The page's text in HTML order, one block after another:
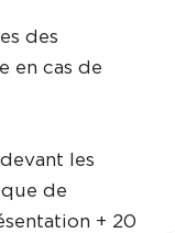
des
en cas de
devant les
de
+ 20